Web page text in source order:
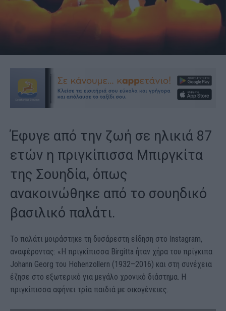
Έφυγε από την ζωή σε ηλικιά 87
ετών η πριγκίπισσα Μπιργκίτα
της Σουηδία, όπως
ανακοινώθηκε από το σουηδικό
βασιλικό παλάτι.
Το παλάτι μοιράστηκε τη δυσάρεστη είδηση στο Instagram,
αναφέροντας: «Η πριγκίπισσα Birgitta ήταν χήρα του πρίγκιπα
Johann Georg του Hohenzollern (1932–2016) και στη συνέχεια
έζησε στο εξωτερικό για μεγάλο χρονικό διάστημα. Η
πριγκίπισσα αφήνει τρία παιδιά με οικογένειες.